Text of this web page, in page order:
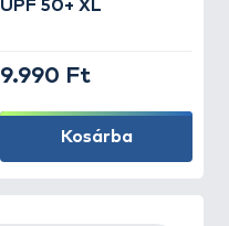
UPF 50+ XL
9.990 Ft
Kosárba